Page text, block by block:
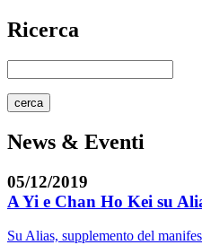
Ricerca
News & Eventi
05/12/2019
A Yi e Chan Ho Kei su
Su Alias, supplemento del